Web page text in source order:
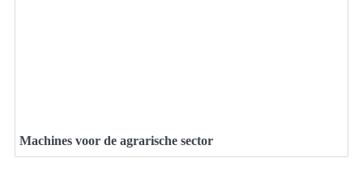
Machines voor de agrarische sector